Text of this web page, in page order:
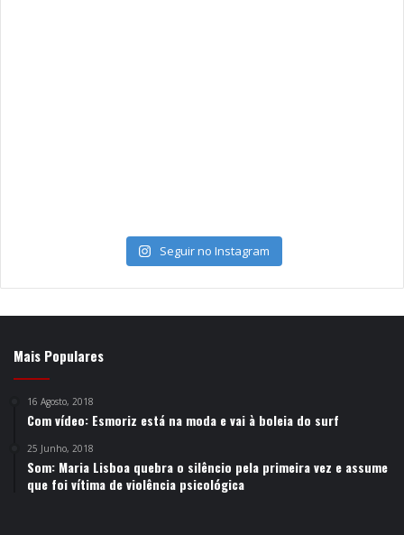
Seguir no Instagram
Mais Populares
16 Agosto, 2018
Com vídeo: Esmoriz está na moda e vai à boleia do surf
25 Junho, 2018
Som: Maria Lisboa quebra o silêncio pela primeira vez e assume
que foi vítima de violência psicológica